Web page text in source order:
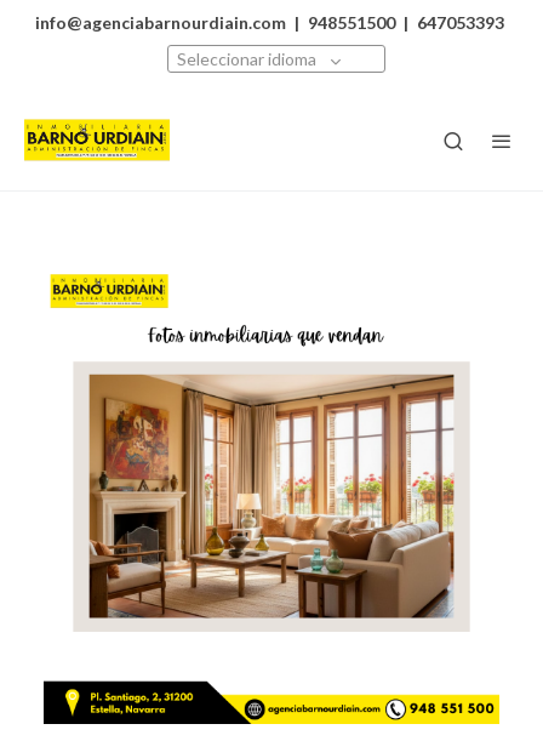
info@agenciabarnourdiain.com | 948551500 | 647053393
Seleccionar idioma